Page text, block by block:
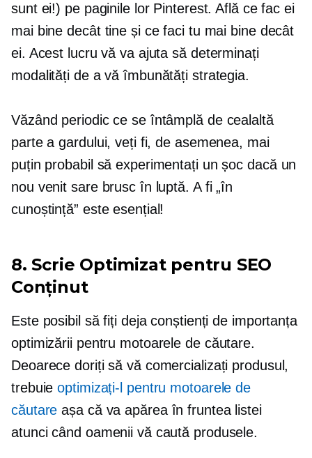
sunt ei!) pe paginile lor Pinterest. Află ce fac ei
mai bine decât tine și ce faci tu mai bine decât
ei. Acest lucru vă va ajuta să determinați
modalități de a vă îmbunătăți strategia.
Văzând periodic ce se întâmplă de cealaltă
parte a gardului, veți fi, de asemenea, mai
puțin probabil să experimentați un șoc dacă un
nou venit sare brusc în luptă. A fi „în
cunoștință” este esențial!
8. Scrie Optimizat pentru SEO
Conţinut
Este posibil să fiți deja conștienți de importanța
optimizării pentru motoarele de căutare.
Deoarece doriți să vă comercializați produsul,
trebuieoptimizați-l pentru motoarele de
căutare așa că va apărea în fruntea listei
atunci când oamenii vă caută produsele.